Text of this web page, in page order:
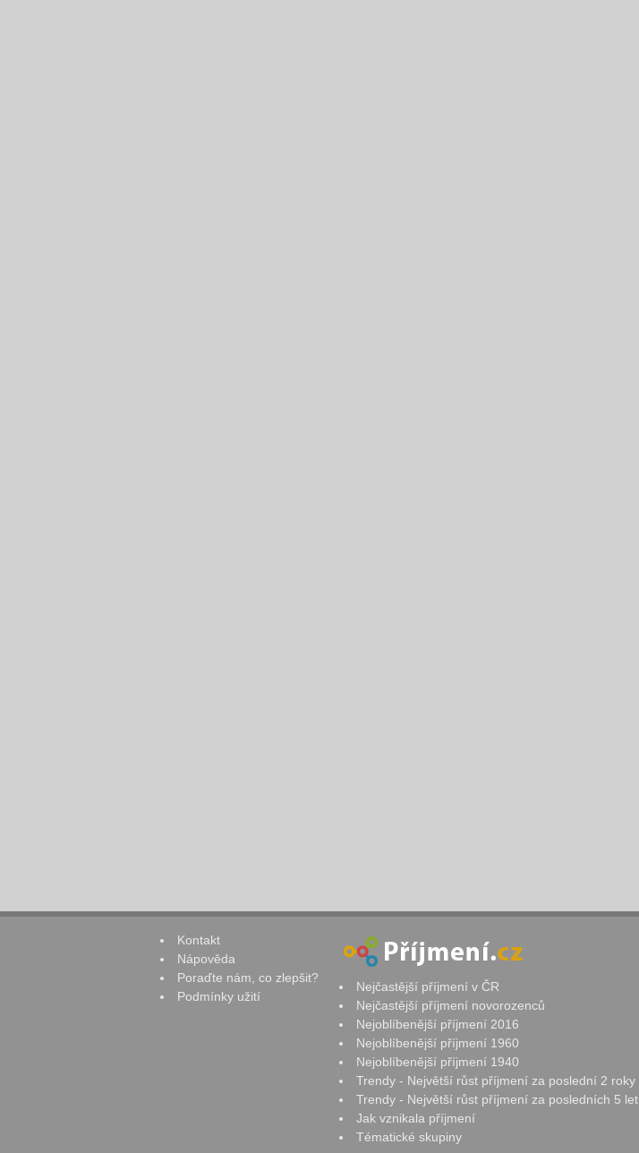
Kontakt
Nápověda
Poraďte nám, co zlepšit?
Podmínky užití
Nejčastější příjmení v ČR
Nejčastější příjmení novorozenců
Nejoblíbenější příjmení 2016
Nejoblíbenější příjmení 1960
Nejoblíbenější příjmení 1940
Trendy - Největší růst příjmení za poslední 2 roky
Trendy - Největší růst příjmení za posledních 5 let
Jak vznikala příjmení
Tématické skupiny